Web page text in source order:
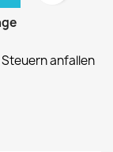
anfallen